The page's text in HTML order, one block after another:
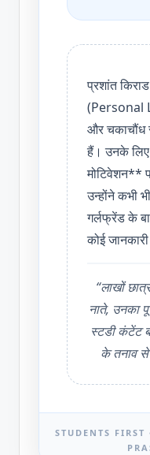
प्रशांत
(Personal
और चकाचौंध
हैं। उनके
मोटिवेशन**
उन्होंने कभी
गर्लफ्रेंड के
कोई
“लाखों
नाते, उनका
स्टडी कंटेंट
के तनाव से
STUDENTS